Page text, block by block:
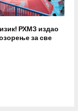
РХМЗ издао
за све